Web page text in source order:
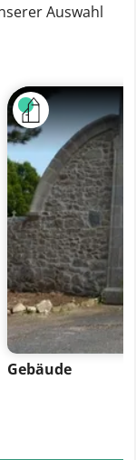
Auswahl
Gebäude